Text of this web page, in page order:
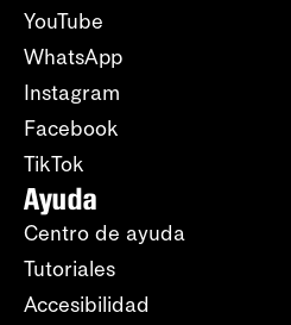
YouTube
WhatsApp
Instagram
Facebook
TikTok
Ayuda
Centro de ayuda
Tutoriales
Accesibilidad